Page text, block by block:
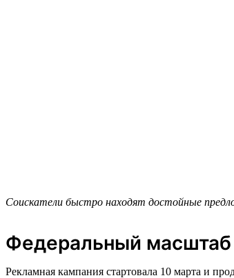
Соискатели быстро находят достойные
Федеральный масштаб
Рекламная кампания стартовала 10 марта и